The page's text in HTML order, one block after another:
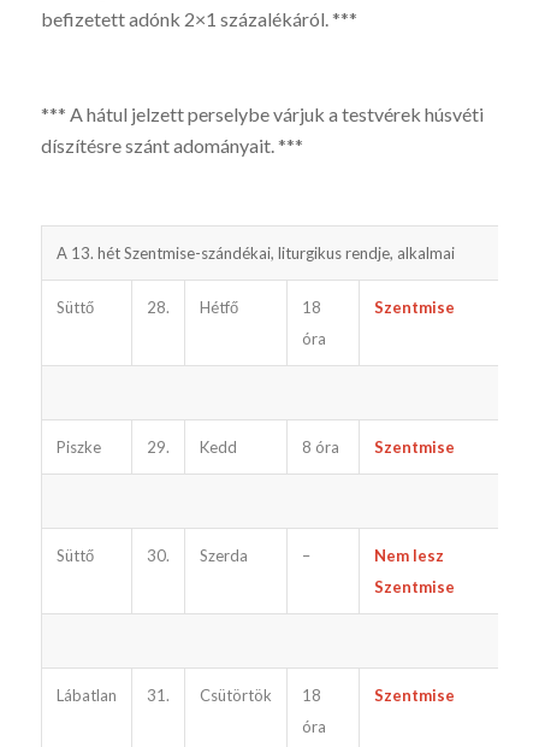
befizetett adónk 2×1 százalékáról. ***
*** A hátul jelzett perselybe várjuk a testvérek húsvéti
díszítésre szánt adományait. ***
A 13. hét Szentmise-szándékai, liturgikus rendje, alkalmai
Süttő 28. Hétfő
18
óra
Szentmise
Piszke 29. Kedd 8 óra Szentmise
Süttő 30. Szerda –
Nem lesz
Szentmise
Lábatlan 31. Csütörtök
18
óra
Szentmise